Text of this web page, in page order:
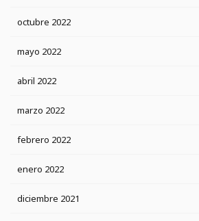
octubre 2022
mayo 2022
abril 2022
marzo 2022
febrero 2022
enero 2022
diciembre 2021